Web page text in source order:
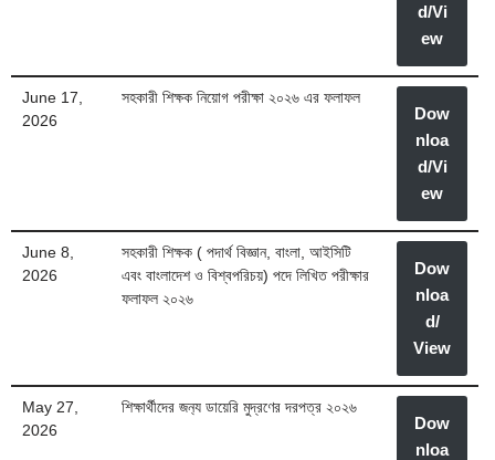
d/Vi
ew
June 17,
2026
সহকারী শিক্ষক নিয়োগ পরীক্ষা ২০২৬ এর ফলাফল
Dow
nloa
d/Vi
ew
June 8,
2026
সহকারী শিক্ষক ( পদার্থ বিজ্ঞান, বাংলা, আইসিটি
এবং বাংলাদেশ ও বিশ্বপরিচয়) পদে লিখিত পরীক্ষার
ফলাফল ২০২৬
Dow
nloa
d/
View
May 27,
2026
শিক্ষার্থীদের জন‍্য ডায়েরি মুদ্রণের দরপত্র ২০২৬
Dow
nloa